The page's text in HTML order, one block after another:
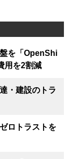
を「OpenShi
用を2割減
・建設のトラ
ロトラストを